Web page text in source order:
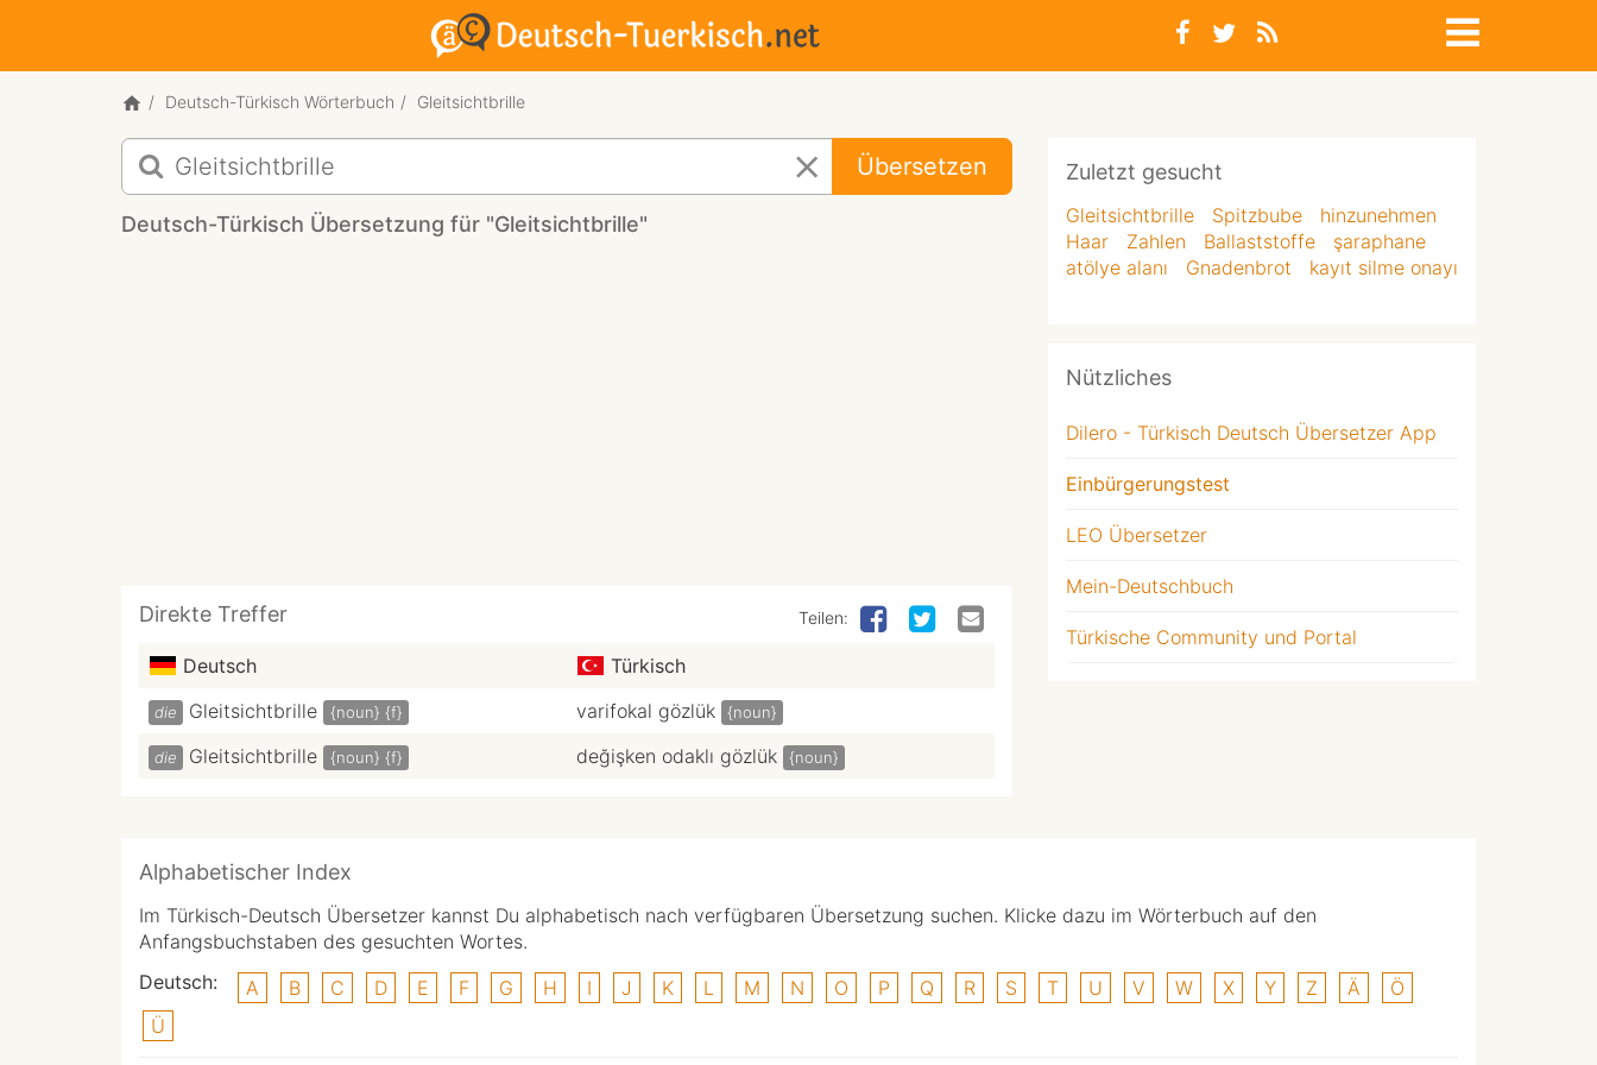
Deutsch-Türkisch Wörterbuch Gleitsichtbrille
Deutsch-
Türkisch
Übersetzung
für
Übersetzen
Deutsch-Türkisch Übersetzung für "Gleitsichtbrille"
Direkte Treffer Teilen:
Deutsch Türkisch
die Gleitsichtbrille {noun} {f} varifokal gözlük {noun}
die Gleitsichtbrille {noun} {f} değişken odaklı gözlük {noun}
Zuletzt gesucht
Gleitsichtbrille Spitzbube
hinzunehmen
Haar
Zahlen Ballaststoffe
şaraphane
atölye alanı
Gnadenbrot kayıt silme onayı
Nützliches
Dilero - Türkisch Deutsch Übersetzer App
Einbürgerungstest
LEO Übersetzer
Mein-Deutschbuch
Türkische Community und Portal
Alphabetischer Index
Im Türkisch-Deutsch Übersetzer kannst Du alphabetisch nach verfügbaren Übersetzung suchen. Klicke dazu im Wörterbuch auf den
Anfangsbuchstaben des gesuchten Wortes.
Deutsch:
A B C D E F G H I J K L M N O P Q R S T U V W X Y Z Ä
Ö
Ü